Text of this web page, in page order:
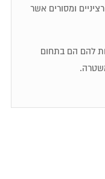
ומסורים אשר
להם הם בתחום